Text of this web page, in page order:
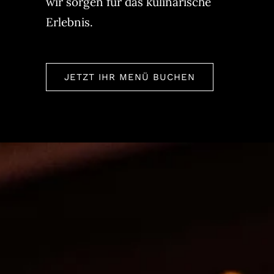
Erlebnis.
JETZT IHR MENÜ BUCHEN